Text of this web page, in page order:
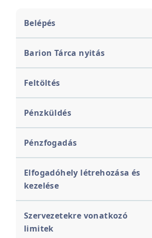
Belépés
Barion Tárca nyitás
Feltöltés
Pénzküldés
Pénzfogadás
Elfogadóhely létrehozása és
kezelése
Szervezetekre vonatkozó
limitek